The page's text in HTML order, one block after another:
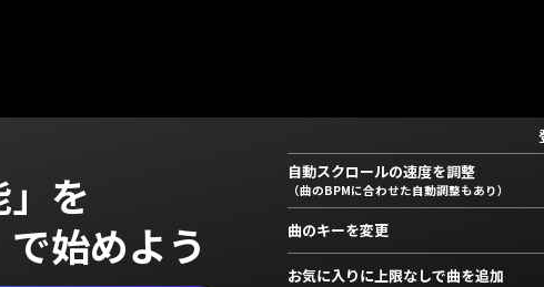
」を
で始めよう
自動スクロールの速度を調整
（曲のBPMに合わせた自動調整もあり）
曲のキーを変更
お気に入りに上限なしで曲を追加